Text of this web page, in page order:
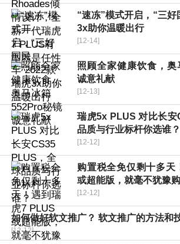
“速冻”模式开启，“三
3x助你温暖出行
[12-14]
照顾全家健康饮食，
诚意礼献
[12-13]
瑞虎5x PLUS 对比长
品质与行业标杆你选谁？
[12-12]
购置税全免仅剩十多天
或超能版，就毫不犹豫
[12-12]
如何做好软文推广？ 软文推广的方法和
[12-12]